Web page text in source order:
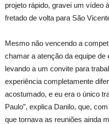
projeto rápido, gravei um vídeo
fretado de volta para São
Mesmo não vencendo a
chamar a atenção da equipe de
levando a um convite para
experiência completamente
acostumado, e eu era o único
Paulo”, explica Danilo, que,
que tornava as reuniões ainda